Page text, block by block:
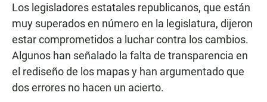
Los legisladores estatales republicanos, que están
muy superados en número en la legislatura, dijeron
estar comprometidos a luchar contra los cambios.
Algunos han señalado la falta de transparencia en
el rediseño de los mapas y han argumentado que
dos errores no hacen un acierto.